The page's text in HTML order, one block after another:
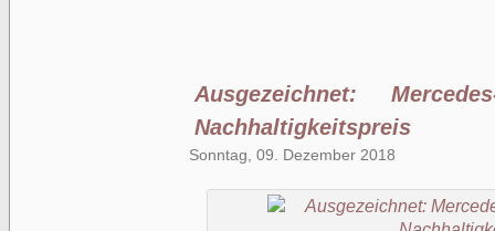
Ausgezeichnet:
Nachhaltigkeitspreis
Sonntag, 09. Dezember 2018